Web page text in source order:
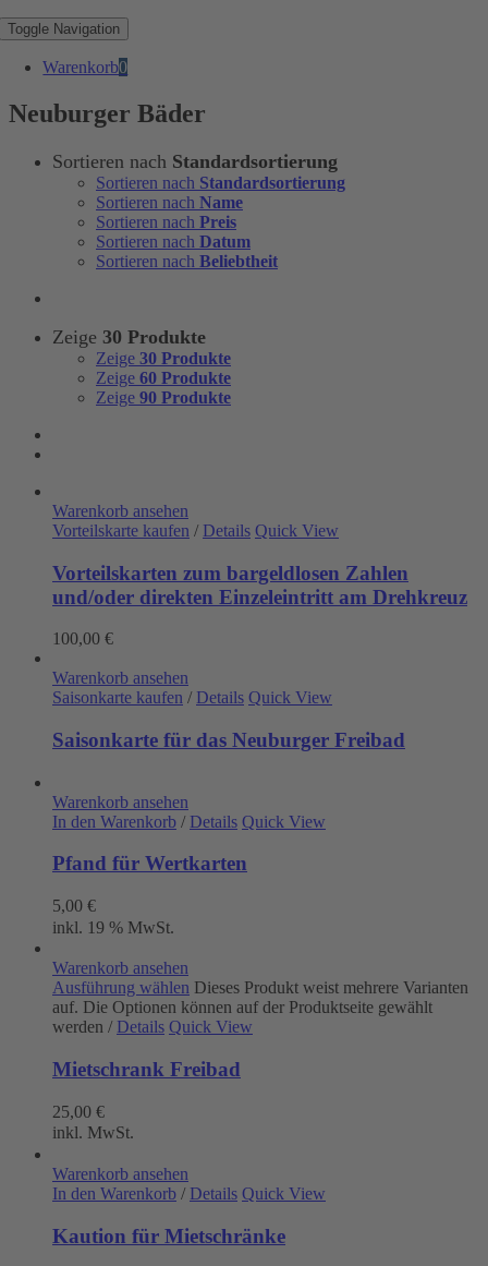
Toggle Navigation
Warenkorb0
Neuburger Bäder
Sortieren nach Standardsortierung
Sortieren nach Standardsortierung
Sortieren nach Name
Sortieren nach Preis
Sortieren nach Datum
Sortieren nach Beliebtheit
Zeige 30 Produkte
Zeige 30 Produkte
Zeige 60 Produkte
Zeige 90 Produkte
Warenkorb ansehen
Vorteilskarte kaufen / Details Quick View
Vorteilskarten zum bargeldlosen Zahlen
und/oder direkten Einzeleintritt am Drehkreuz
100,00 €
Warenkorb ansehen
Saisonkarte kaufen / Details Quick View
Saisonkarte für das Neuburger Freibad
Warenkorb ansehen
In den Warenkorb / Details Quick View
Pfand für Wertkarten
5,00 €
inkl. 19 % MwSt.
Warenkorb ansehen
Ausführung wählen Dieses Produkt weist mehrere Varianten
auf. Die Optionen können auf der Produktseite gewählt
werden / Details Quick View
Mietschrank Freibad
25,00 €
inkl. MwSt.
Warenkorb ansehen
In den Warenkorb / Details Quick View
Kaution für Mietschränke